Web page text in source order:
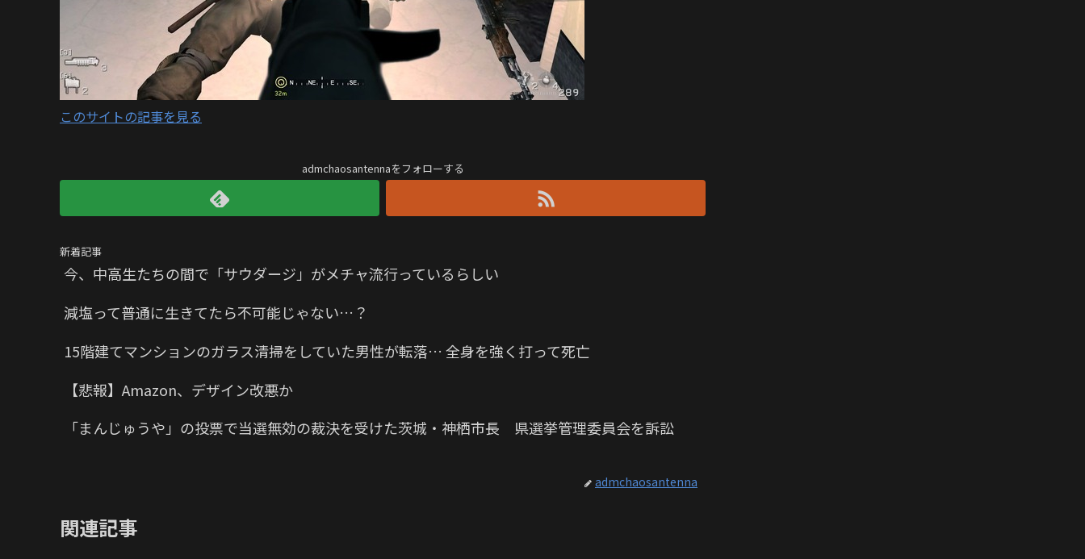
このサイトの記事を見る
admchaosantennaをフォローする
新着記事
今、中高生たちの間で「サウダージ」がメチャ流行っているらしい
減塩って普通に生きてたら不可能じゃない…？
15階建てマンションのガラス清掃をしていた男性が転落… 全身を強く打って死亡
【悲報】Amazon、デザイン改悪か
「まんじゅうや」の投票で当選無効の裁決を受けた茨城・神栖市長 県選挙管理委員会を訴訟
admchaosantenna
関連記事